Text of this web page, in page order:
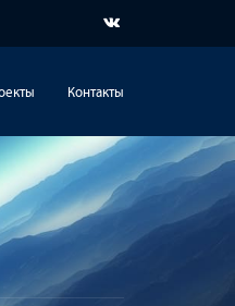
Контакты